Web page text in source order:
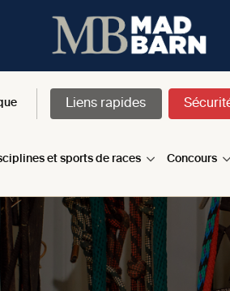
Liens rapides
et sports de races Concours